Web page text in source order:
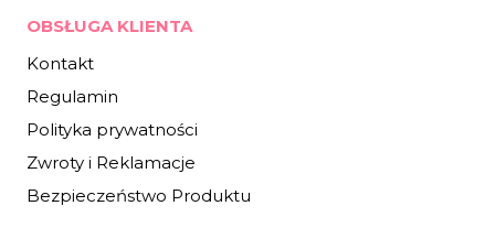
OBSŁUGA KLIENTA
Kontakt
Regulamin
Polityka prywatności
Zwroty i Reklamacje
Bezpieczeństwo Produktu